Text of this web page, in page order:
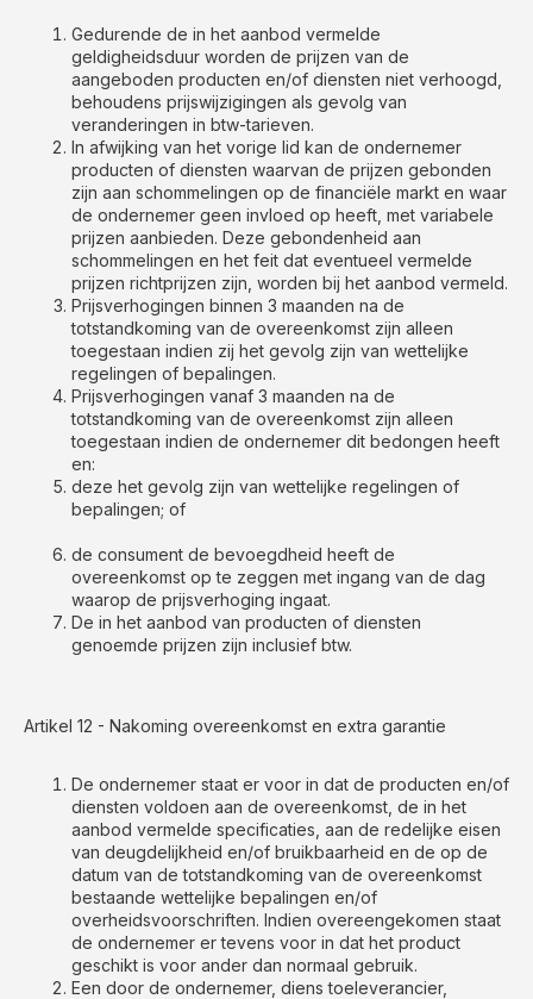
Gedurende de in het aanbod vermelde
geldigheidsduur worden de prijzen van de
aangeboden producten en/of diensten niet verhoogd,
behoudens prijswijzigingen als gevolg van
veranderingen in btw-tarieven.
In afwijking van het vorige lid kan de ondernemer
producten of diensten waarvan de prijzen gebonden
zijn aan schommelingen op de financiële markt en waar
de ondernemer geen invloed op heeft, met variabele
prijzen aanbieden. Deze gebondenheid aan
schommelingen en het feit dat eventueel vermelde
prijzen richtprijzen zijn, worden bij het aanbod vermeld.
Prijsverhogingen binnen 3 maanden na de
totstandkoming van de overeenkomst zijn alleen
toegestaan indien zij het gevolg zijn van wettelijke
regelingen of bepalingen.
Prijsverhogingen vanaf 3 maanden na de
totstandkoming van de overeenkomst zijn alleen
toegestaan indien de ondernemer dit bedongen heeft
en:
deze het gevolg zijn van wettelijke regelingen of
bepalingen; of
de consument de bevoegdheid heeft de
overeenkomst op te zeggen met ingang van de dag
waarop de prijsverhoging ingaat.
De in het aanbod van producten of diensten
genoemde prijzen zijn inclusief btw.
Artikel 12 - Nakoming overeenkomst en extra garantie
De ondernemer staat er voor in dat de producten en/of
diensten voldoen aan de overeenkomst, de in het
aanbod vermelde specificaties, aan de redelijke eisen
van deugdelijkheid en/of bruikbaarheid en de op de
datum van de totstandkoming van de overeenkomst
bestaande wettelijke bepalingen en/of
overheidsvoorschriften. Indien overeengekomen staat
de ondernemer er tevens voor in dat het product
geschikt is voor ander dan normaal gebruik.
Een door de ondernemer, diens toeleverancier,